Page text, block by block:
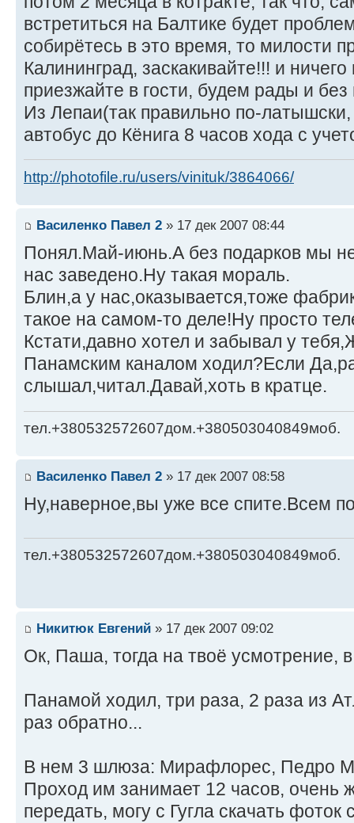
встретиться на Балтике будет
собирётесь в это время, то милости
Калининград, заскакивайте!!! и
приезжайте в гости, будем рады и без
Из Лепаи(так правильно по-
автобус до Кёнига 8 часов хода с
http://photofile.ru/users/vinituk/3864066/
Василенко Павел 2 » 17 дек 2007 08:44
Понял.Май-июнь.А без подарков мы
нас заведено.Ну такая мораль.
Блин,а у нас,оказывается,тоже
такое на самом-то деле!Ну просто
Кстати,давно хотел и забывал у
Панамским каналом ходил?Если
слышал,читал.Давай,хоть в кратце.
тел.+380532572607дом.+380503040849моб.
Василенко Павел 2 » 17 дек 2007 08:58
Ну,наверное,вы уже все спите.Всем
тел.+380532572607дом.+380503040849моб.
Никитюк Евгений » 17 дек 2007 09:02
Ок, Паша, тогда на твоё усмотрение,
Панамой ходил, три раза, 2 раза из
раз обратно...
В нем 3 шлюза: Мирафлорес, Педро
Проход им занимает 12 часов, очень
передать, могу с Гугла скачать